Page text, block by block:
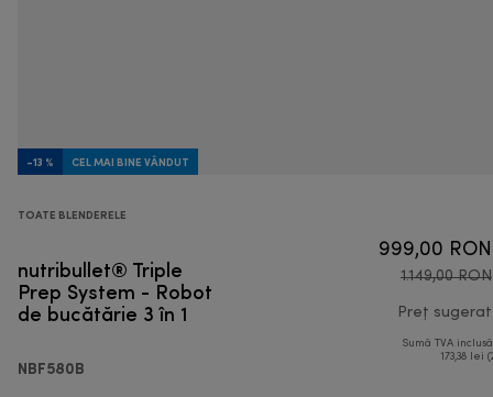
-13 % CEL MAI BINE VÂNDUT
TOATE BLENDERELE
nutribullet® Triple
Prep System - Robot
de bucătărie 3 în 1
NBF580B
999,00 RON
1.149,00 RON
Preț sugerat
Sumă TVA
173,38 lei